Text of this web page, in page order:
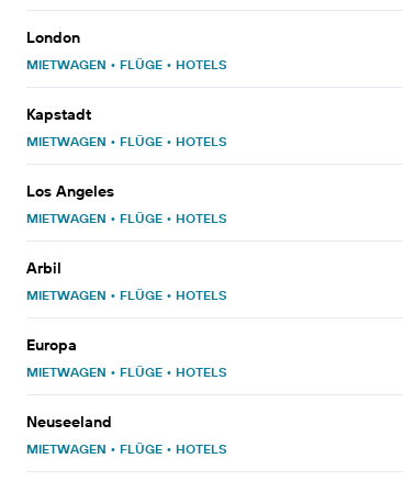
London
MIETWAGEN • FLÜGE • HOTELS
Kapstadt
MIETWAGEN • FLÜGE • HOTELS
Los Angeles
MIETWAGEN • FLÜGE • HOTELS
Arbil
MIETWAGEN • FLÜGE • HOTELS
Europa
MIETWAGEN • FLÜGE • HOTELS
Neuseeland
MIETWAGEN • FLÜGE • HOTELS